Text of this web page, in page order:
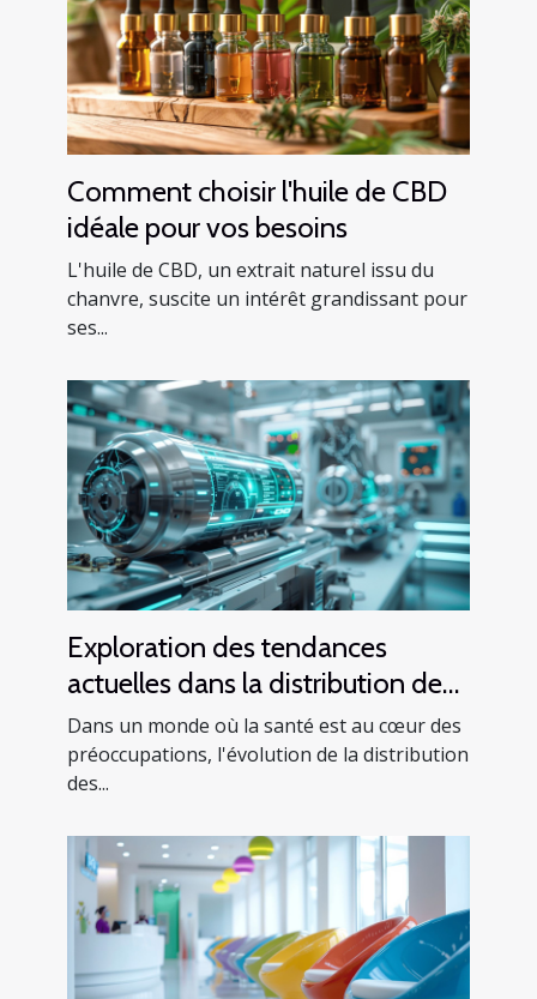
Comment choisir l'huile de CBD
idéale pour vos besoins
L'huile de CBD, un extrait naturel issu du
chanvre, suscite un intérêt grandissant pour
ses...
Exploration des tendances
actuelles dans la distribution de
produits de santé
Dans un monde où la santé est au cœur des
préoccupations, l'évolution de la distribution
des...